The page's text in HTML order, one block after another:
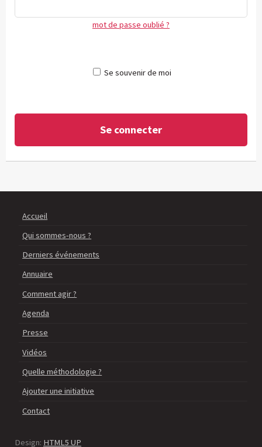
mot de passe oublié ?
Se souvenir de moi
Accueil
Qui sommes-nous ?
Derniers événements
Annuaire
Comment agir ?
Agenda
Presse
Vidéos
Quelle méthodologie ?
Ajouter une initiative
Contact
Design: HTML5 UP